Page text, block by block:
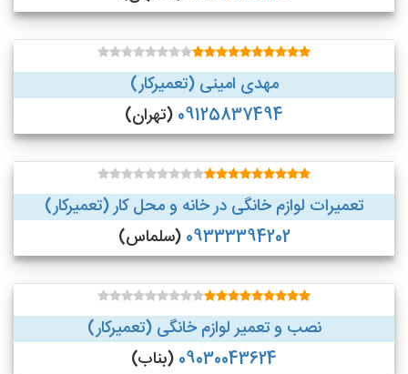
مهدی امینی (تعمیرکار)
09125837494(تهران)
تعمیرات لوازم خانگی در خانه و محل کار (تعمیرکار)
09333394202(سلماس)
نصب و تعمیر لوازم خانگی (تعمیرکار)
09030043624(بناب)